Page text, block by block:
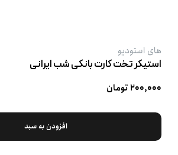
های استودیو
استیکر تخت کارت بانکی شب ایرانی
۲۰۰,۰۰۰ تومان
افزودن به سبد